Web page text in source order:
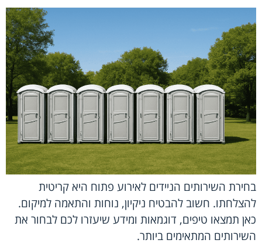
בחירת השירותים הניידים לאירוע פתוח היא קריטית
להצלחתו. חשוב להבטיח ניקיון, נוחות והתאמה למיקום.
כאן תמצאו טיפים, דוגמאות ומידע שיעזרו לכם לבחור את
השירותים המתאימים ביותר.